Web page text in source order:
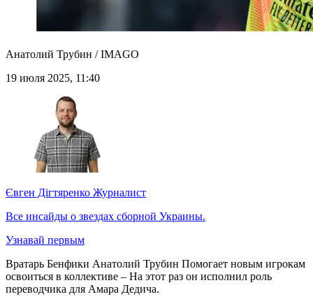
Анатолий Трубин / IMAGO
19 июля 2025, 11:40
Євген Дігтяренко Журналист
Все инсайды о звездах сборной Украины.
Узнавай первым
Вратарь Бенфики Анатолий Трубин Помогает новым игрокам
освоиться в коллективе – На этот раз он исполнил роль
переводчика для Амара Дедича.